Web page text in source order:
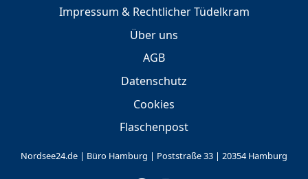
Impressum & Rechtlicher Tüdelkram
Über uns
AGB
Datenschutz
Cookies
Flaschenpost
Nordsee24.de | Büro Hamburg | Poststraße 33 | 20354 Hamburg